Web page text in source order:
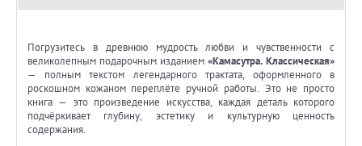
Погрузитесь в древнюю мудрость любви и чувственности с
великолепным подарочным изданием «Камасутра. Классическая»
— полным текстом легендарного трактата, оформленного в
роскошном кожаном переплёте ручной работы. Это не просто
книга — это произведение искусства, каждая деталь которого
подчёркивает глубину, эстетику и культурную ценность
содержания.